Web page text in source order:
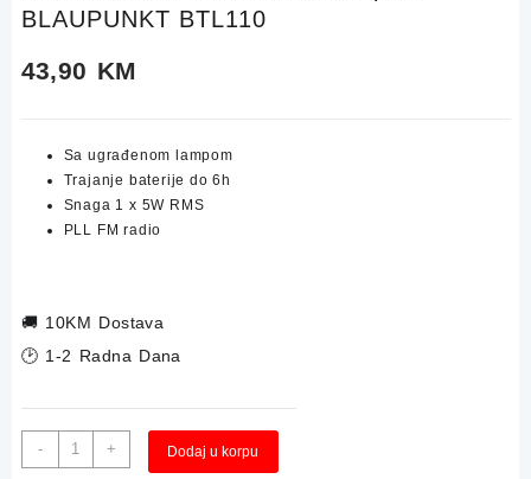
BLAUPUNKT BTL110
43,90 KM
Sa ugrađenom lampom
Trajanje baterije do 6h
Snaga 1 x 5W RMS
PLL FM radio
🚚 10KM Dostava
🕑 1-2 Radna Dana
-
2u1
Bluetooth
+ Dodaj u korpu